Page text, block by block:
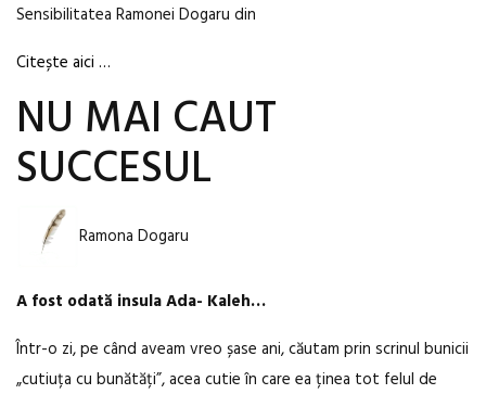
Sensibilitatea Ramonei Dogaru din
Citește aici …
NU MAI CAUT
SUCCESUL
Ramona Dogaru
A fost odată insula Ada- Kaleh…
Într-o zi, pe când aveam vreo șase ani, căutam prin scrinul bunicii
„cutiuța cu bunătăți”, acea cutie în care ea ținea tot felul de